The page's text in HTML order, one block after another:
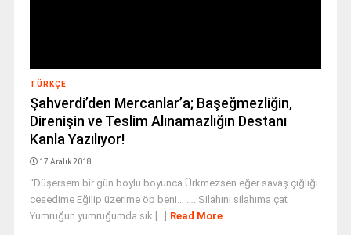
TÜRKÇE
Şahverdi’den Mercanlar’a; Başeğmezliğin,
Direnişin ve Teslim Alınamazlığın Destanı
Kanla Yazılıyor!
17 Aralık 2018
“Düşersem bir gün boylu boyunca Ürkmezsen eğer savaş çığlığı
cesedime Eğilip üzerime öp beni... …. Silahını silahıma çat
Yumruğun yumruğumda sık [...] Read More